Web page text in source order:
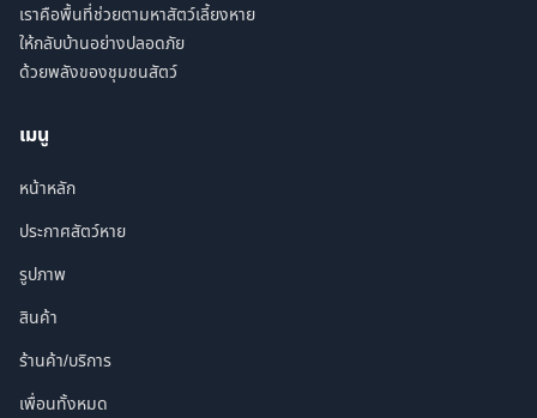
เราคือพื้นที่ช่วยตามหาสัตว์เลี้ยงหาย
ให้กลับบ้านอย่างปลอดภัย
ด้วยพลังของชุมชนสัตว์
เมนู
หน้าหลัก
ประกาศสัตว์หาย
รูปภาพ
สินค้า
ร้านค้า/บริการ
เพื่อนทั้งหมด